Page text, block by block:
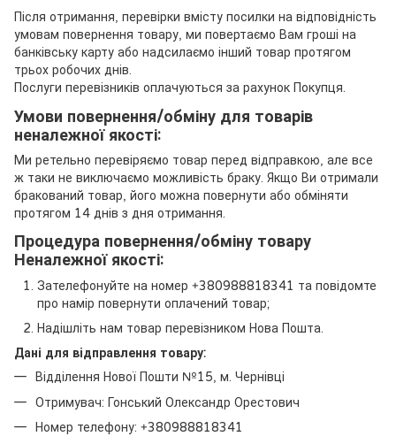
Після отримання, перевірки вмісту посилки на відповідність
умовам повернення товару, ми повертаємо Вам гроші на
банківську карту або надсилаємо інший товар протягом
трьох робочих днів.
Послуги перевізників оплачуються за рахунок Покупця.
Умови повернення/обміну для товарів
неналежної якості:
Ми ретельно перевіряємо товар перед відправкою, але все
ж таки не виключаємо можливість браку. Якщо Ви отримали
бракований товар, його можна повернути або обміняти
протягом 14 днів з дня отримання.
Процедура повернення/обміну товару
Неналежної якості:
Зателефонуйте на номер +380988818341 та повідомте
про намір повернути оплачений товар;
Надішліть нам товар перевізником Нова Пошта.
Дані для відправлення товару:
Відділення Нової Пошти №15, м. Чернівці
Отримувач: Гонський Олександр Орестович
Номер телефону: +380988818341